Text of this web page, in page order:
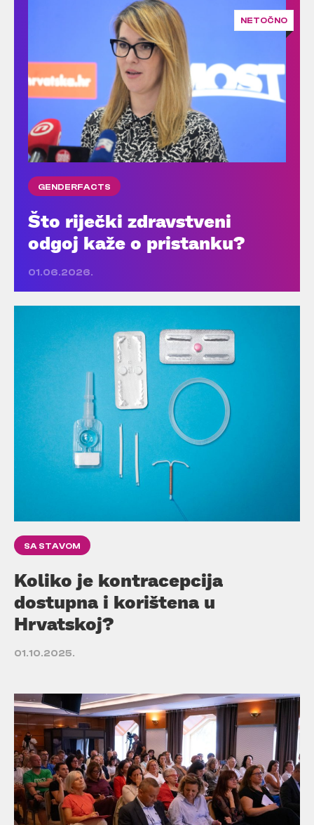
NETOČNO
GENDERFACTS
Što riječki zdravstveni
odgoj kaže o pristanku?
01.06.2026.
SA STAVOM
Koliko je kontracepcija
dostupna i korištena u
Hrvatskoj?
01.10.2025.